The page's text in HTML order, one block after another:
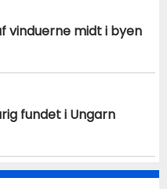
vinduerne midt i byen
fundet i Ungarn